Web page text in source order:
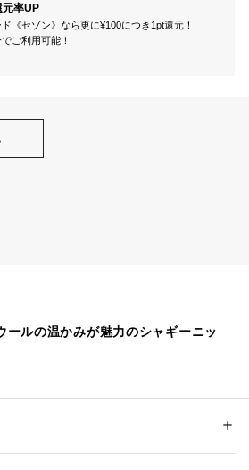
元率UP
《セゾン》なら更に¥100につき1pt還元！
ご利用可能！
ールの温かみが魅力のシャギーニッ